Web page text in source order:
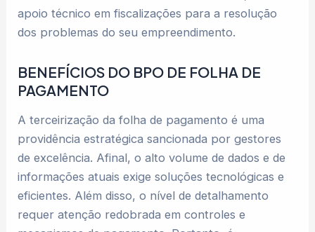
apoio técnico em fiscalizações para a resolução
dos problemas do seu empreendimento.
BENEFÍCIOS DO BPO DE FOLHA DE
PAGAMENTO
A terceirização da folha de pagamento é uma
providência estratégica sancionada por gestores
de excelência. Afinal, o alto volume de dados e de
informações atuais exige soluções tecnológicas e
eficientes. Além disso, o nível de detalhamento
requer atenção redobrada em controles e